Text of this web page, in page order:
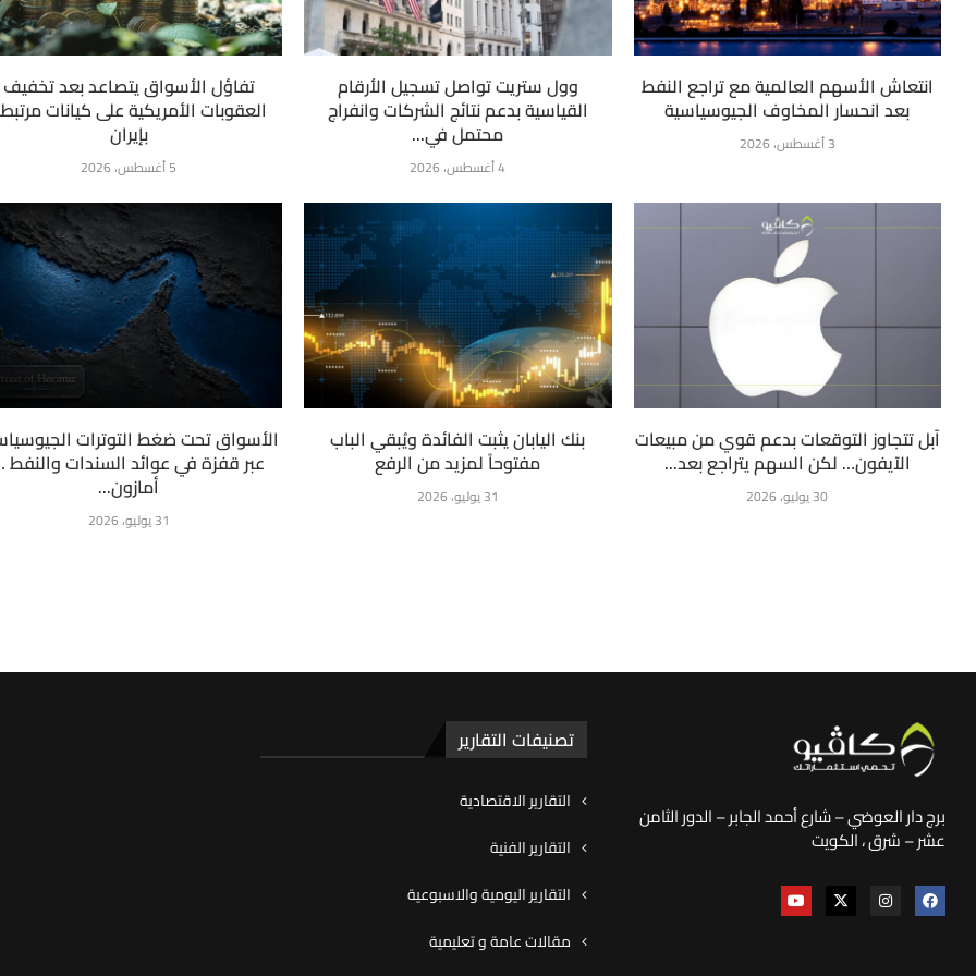
تفاؤل الأسواق يتصاعد بعد تخفيف
العقوبات الأمريكية على كيانات
بإيران
5 أغسطس، 2026
وول ستريت تواصل تسجيل الأرقام
القياسية بدعم نتائج الشركات وانفراج
محتمل في...
4 أغسطس، 2026
انتعاش الأسهم العالمية مع تراجع النفط
بعد انحسار المخاوف الجيوسياسية
3 أغسطس، 2026
الأسواق تحت ضغط التوترات
عبر قفزة في عوائد السندات
أمازون...
31 يوليو، 2026
بنك اليابان يثبت الفائدة ويُبقي الباب
مفتوحاً لمزيد من الرفع
31 يوليو، 2026
آبل تتجاوز التوقعات بدعم قوي من مبيعات
الآيفون… لكن السهم يتراجع بعد...
30 يوليو، 2026
برج دار العوضي – شارع أحمد الجابر – الدور الثامن
عشر – شرق ، الكويت
تصنيفات التقارير
التقارير الاقتصادية
التقارير الفنية
التقارير اليومية والاسبوعية
مقالات عامة و تعليمية